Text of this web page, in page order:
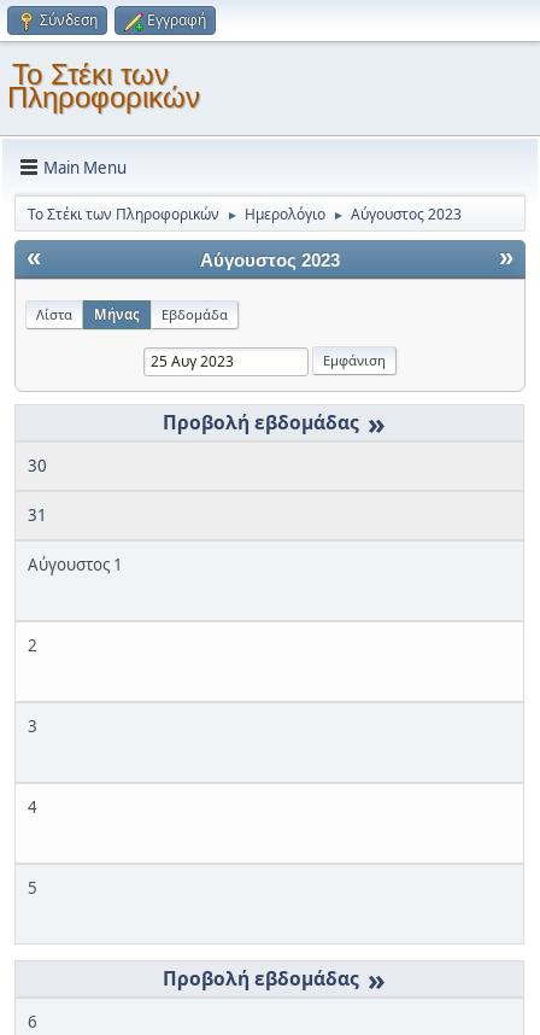
Σύνδεση Εγγραφή
Το Στέκι των
Πληροφορικών
Main Menu
Το Στέκι των Πληροφορικών ► Ημερολόγιο ► Αύγουστος 2023
« »
Αύγουστος 2023
Λίστα Μήνας Εβδομάδα
»
30
31
Αύγουστος 1
2
3
4
5
»
6